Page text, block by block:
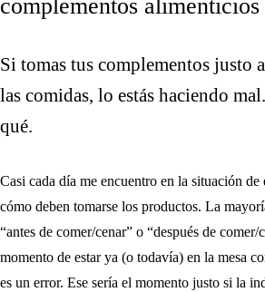
complementos alimenticios
Si tomas tus complementos justo
las comidas, lo estás haciendo
qué.
Casi cada día me encuentro en la situación
cómo deben tomarse los productos. La
“antes de comer/cenar” o “después de comer/
momento de estar ya (o todavía) en la mesa
es un error. Ese sería el momento justo si la